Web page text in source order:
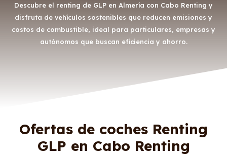
Descubre el renting de GLP en Almería con Cabo Renting y
disfruta de vehículos sostenibles que reducen emisiones y
costos de combustible, ideal para particulares, empresas y
autónomos que buscan eficiencia y ahorro.
Ofertas de coches Renting
GLP en Cabo Renting